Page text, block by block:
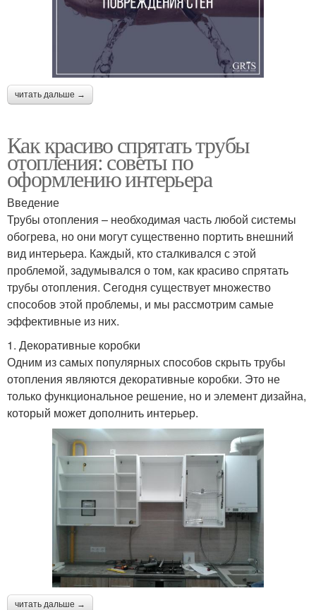
читать дальше →
Как красиво спрятать трубы
отопления: советы по
оформлению интерьера
Введение
Трубы отопления – необходимая часть любой системы
обогрева, но они могут существенно портить внешний
вид интерьера. Каждый, кто сталкивался с этой
проблемой, задумывался о том, как красиво спрятать
трубы отопления. Сегодня существует множество
способов этой проблемы, и мы рассмотрим самые
эффективные из них.
1. Декоративные коробки
Одним из самых популярных способов скрыть трубы
отопления являются декоративные коробки. Это не
только функциональное решение, но и элемент дизайна,
который может дополнить интерьер.
читать дальше →